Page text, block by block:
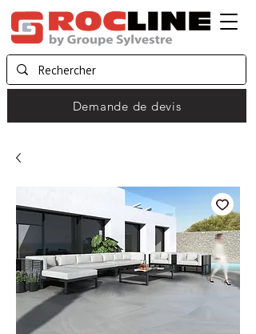
Demande de devis